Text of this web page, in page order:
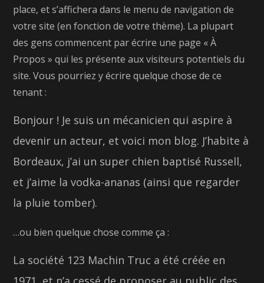
place, et s’affichera dans le menu de navigation de
votre site (en fonction de votre thème). La plupart
des gens commencent par écrire une page « À
Propos » qui les présente aux visiteurs potentiels du
site. Vous pourriez y écrire quelque chose de ce
tenant :
Bonjour ! Je suis un mécanicien qui aspire à
devenir un acteur, et voici mon blog. J’habite à
Bordeaux, j’ai un super chien baptisé Russell,
et j’aime la vodka-ananas (ainsi que regarder
la pluie tomber).
…ou bien quelque chose comme ça :
La société 123 Machin Truc a été créée en